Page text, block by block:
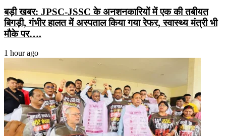
बड़ी खबर: JPSC-JSSC के अनशनकारियों में एक की तबीयत
बिगड़ी, गंभीर हालत में अस्पताल किया गया रेफर, स्वास्थ्य मंत्री भी
मौके पर….
1 hour ago